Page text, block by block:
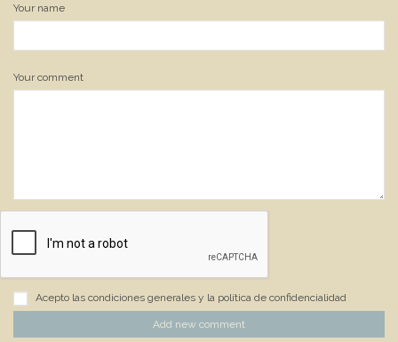
Your name
Your comment
Acepto las condiciones generales y la política de confidencialidad
Add new comment